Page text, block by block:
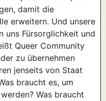
damit die
erweitern. Und unsere
uns Fürsorglichkeit und
Queer Community
zu übernehmen
jenseits von Staat
braucht es, um
Was braucht